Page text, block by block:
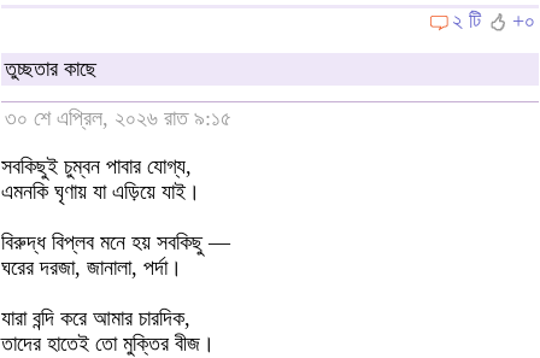
২ টি
+০
তুচ্ছতার কাছে
৩০ শে এপ্রিল, ২০২৬ রাত ৯:১৫
সবকিছুই চুম্বন পাবার যোগ্য,
এমনকি ঘৃণায় যা এড়িয়ে যাই।
বিরুদ্ধ বিপ্লব মনে হয় সবকিছু —
ঘরের দরজা, জানালা, পর্দা।
যারা বন্দি করে আমার চারদিক,
তাদের হাতেই তো মুক্তির বীজ।